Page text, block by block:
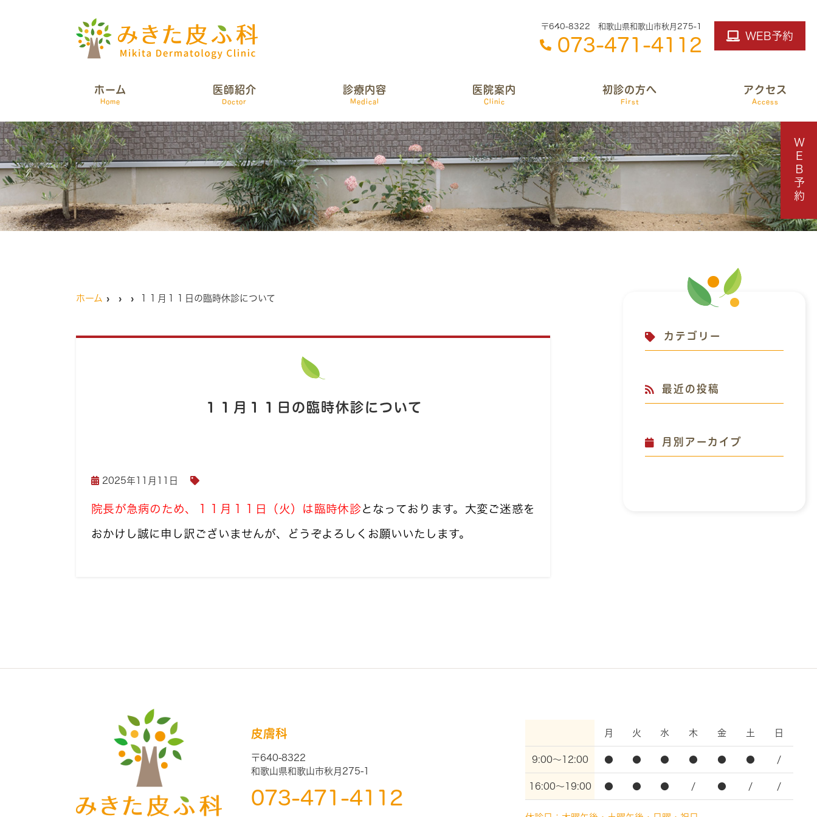
〒640-8322 和歌山県和歌山市秋月275-1
073-471-4112 WEB予約
ホーム
Home
医師紹介
Doctor
診療内容
Medical
医院案内
Clinic
初診の方へ
First
アクセス
Access
ＷＥＢ予約
ホーム １１月１１日の臨時休診について
１１月１１日の臨時休診について
2025年11月11日
院長が急病のため、１１月１１日（火）は臨時休診となっております。大変ご迷惑を
おかけし誠に申し訳ございませんが、どうぞよろしくお願いいたします。
カテゴリー
最近の投稿
月別アーカイブ
皮膚科
〒640-8322
和歌山県和歌山市秋月275-1
073-471-4112
月 火 水 木 金 土 日
9:00～12:00 ● ● ● ● ● ● /
16:00〜19:00 ● ● ● / ● / /